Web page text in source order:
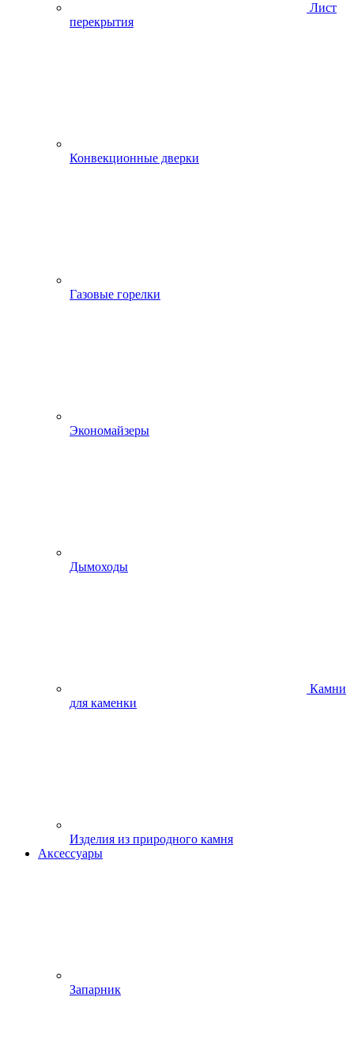
Лист
перекрытия
Конвекционные дверки
Газовые горелки
Экономайзеры
Дымоходы
Камни
для каменки
Изделия из природного камня
Аксессуары
Запарник